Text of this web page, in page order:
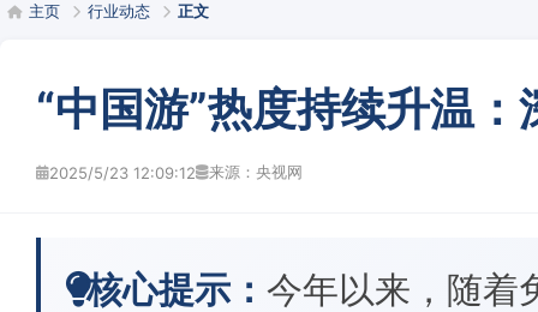
主页 行业动态 正文
“中国游”热度持续升温
2025/5/23 12:09:12 来源：央视网
核心提示： 今年以来，随着